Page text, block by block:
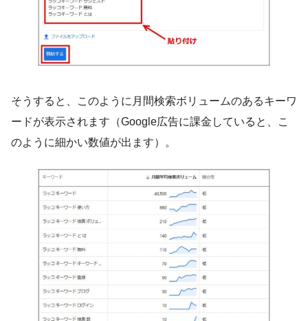
そうすると、このように月間検索ボリュームのあるキーワ
ードが表示されます（Google広告に課金していると、こ
のように細かい数値が出ます）。